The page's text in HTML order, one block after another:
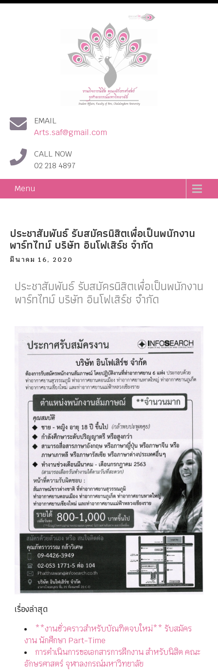
งานกิจการนิสิต คณะอักษร
ศาสตร์ จุฬาลงกรณ์
มหาวิทยาลัย
EMAIL
Arts.saf@gmail.com
CALL NOW
02 218 4897
Menu
ประชาสัมพันธ์ รับสมัครนิสิตเพื่อเป็นพนักงาน
พาร์ทไทม์ บริษัท อินโฟเสิร์ช จำกัด
มีนาคม 16, 2020
ประชาสัมพันธ์ รับสมัครนิสิตเพื่อเป็นพนักงาน
พาร์ทไทม์ บริษัท อินโฟเสิร์ช จำกัด
เรื่องล่าสุด
**งานชั่วคราวสำหรับบัณฑิตจบใหม่** รับสมัคร
งาน นักศึกษา Part-Time
การดำเนินการขอเอกสารการฝึกงาน สำหรับนิสิต คณะ
อักษรศาสตร์ จุฬาลงกรณ์มหาวิทยาลัย